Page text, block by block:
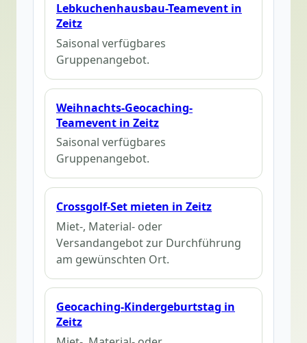
Lebkuchenhausbau-Teamevent in
Zeitz
Saisonal verfügbares
Gruppenangebot.
Weihnachts-Geocaching-
Teamevent in Zeitz
Saisonal verfügbares
Gruppenangebot.
Crossgolf-Set mieten in Zeitz
Miet-, Material- oder
Versandangebot zur Durchführung
am gewünschten Ort.
Geocaching-Kindergeburtstag in
Zeitz